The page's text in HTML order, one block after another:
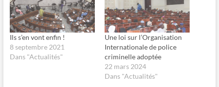
p
a
r
t
a
g
e
r
s
u
p
a
r
t
a
g
e
r
s
u
Ils s’en vont enfin !
8 septembre 2021
Dans "Actualités"
Une loi sur l’Organisation
Internationale de police
criminelle adoptée
22 mars 2024
Dans "Actualités"